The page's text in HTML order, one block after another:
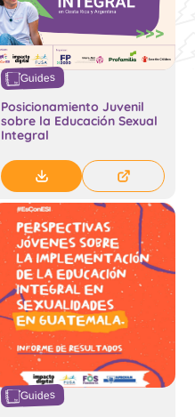
Guides
Posicionamiento Juvenil
sobre la Educación Sexual
Integral
Guides